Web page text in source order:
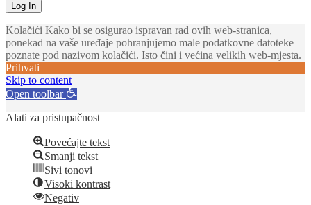
Kolačići Kako bi se osigurao ispravan rad ovih web-stranica,
ponekad na vaše uređaje pohranjujemo male podatkovne datoteke
poznate pod nazivom kolačići. Isto čini i većina velikih web-mjesta.
Prihvati
Skip to content
Open toolbar
Alati za pristupačnost
Povećajte tekst
Smanji tekst
Sivi tonovi
Visoki kontrast
Negativ